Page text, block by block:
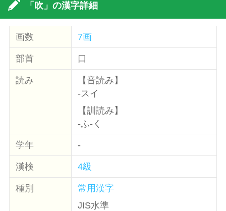
「吹」の漢字詳細
画数 7画
部首 口
読み
【音読み】
-スイ
【訓読み】
-ふ-く
学年 -
漢検 4級
種別
常用漢字
JIS水準